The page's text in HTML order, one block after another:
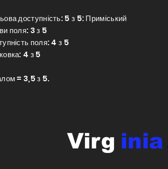
доступність: 5 з 5: Приміський
поля: 3 з 5
поля: 4 з 5
4 з 5
= 3,5 з 5.
Virg inia